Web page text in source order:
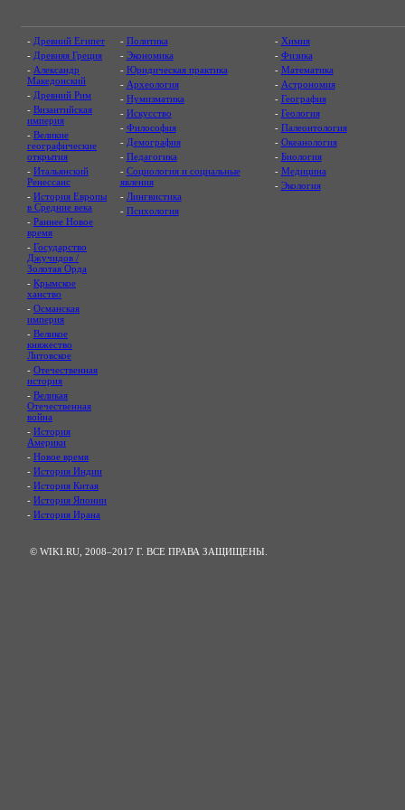
- Древний Египет
- Древняя Греция
- Александр
Македонский
- Древний Рим
- Византийская
империя
- Великие
географические
открытия
- Итальянский
Ренессанс
- История Европы
в Средние века
- Раннее Новое
время
- Государство
Джучидов /
Золотая Орда
- Крымское
ханство
- Османская
империя
- Великое
княжество
Литовское
- Отечественная
история
- Великая
Отечественная
война
- История
Америки
- Новое время
- История Индии
- История Китая
- История Японии
- История Ирана
- Политика
- Экономика
- Юридическая практика
- Археология
- Нумизматика
- Искусство
- Философия
- Демография
- Педагогика
- Социология и социальные
явления
- Лингвистика
- Психология
- Химия
- Физика
- Математика
- Астрономия
- География
- Геология
- Палеонтология
- Океанология
- Биология
- Медицина
- Экология
© WIKI.RU, 2008–2017 Г. ВСЕ ПРАВА ЗАЩИЩЕНЫ.